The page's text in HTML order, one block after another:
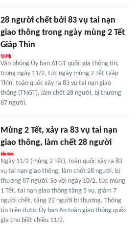
28 người chết bởi 83 vụ tai nạn
giao thông trong ngày mùng 2 Tết
Giáp Thìn
Văn phòng Ủy ban ATGT quốc gia thông tin,
trong ngày 11/2, tức ngày mùng 2 Tết Giáp
Thìn, toàn quốc xảy ra 83 vụ tai nạn giao
thông (TNGT), làm chết 28 người, bị thương
87 người.
Mùng 2 Tết, xảy ra 83 vụ tai nạn
giao thông, làm chết 28 người
Ngày 11/2 (mùng 2 Tết), toàn quốc xảy ra 83
vụ tai nạn giao thông, làm chết 28 người, bị
thương 87 người. So với ngày 10/2, tức mùng
1 Tết, tai nạn giao thông tăng 5 vụ, giảm 7
người chết, tăng 22 người bị thương. Thông
tin trên được Ủy ban An toàn giao thông quốc
gia cho biết chiều 11/2.